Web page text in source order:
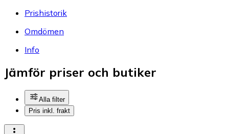
Prishistorik
Omdömen
Info
Jämför priser och butiker
Alla filter
Pris inkl. frakt